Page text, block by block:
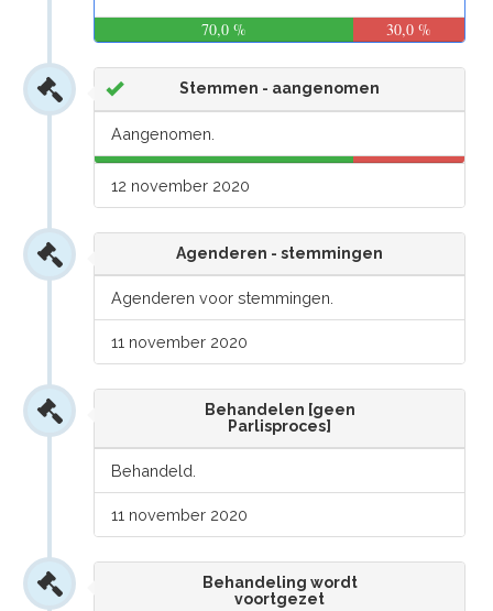
70,0 % 30,0 %
Stemmen - aangenomen
Aangenomen.
12 november 2020
Agenderen - stemmingen
Agenderen voor stemmingen.
11 november 2020
Behandelen [geen
Parlisproces]
Behandeld.
11 november 2020
Behandeling wordt
voortgezet